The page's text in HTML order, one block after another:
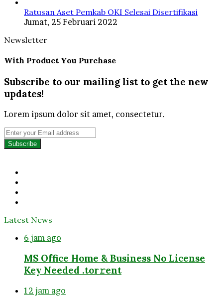
Ratusan Aset Pemkab OKI Selesai Disertifikasi
Jumat, 25 Februari 2022
Newsletter
With Product You Purchase
Subscribe to our mailing list to get the new
updates!
Lorem ipsum dolor sit amet, consectetur.
Enter
your
Email
Latest News
6 jam ago
MS Office Home & Business No License
Key Needed .tоr𝚛еnt
12 jam ago